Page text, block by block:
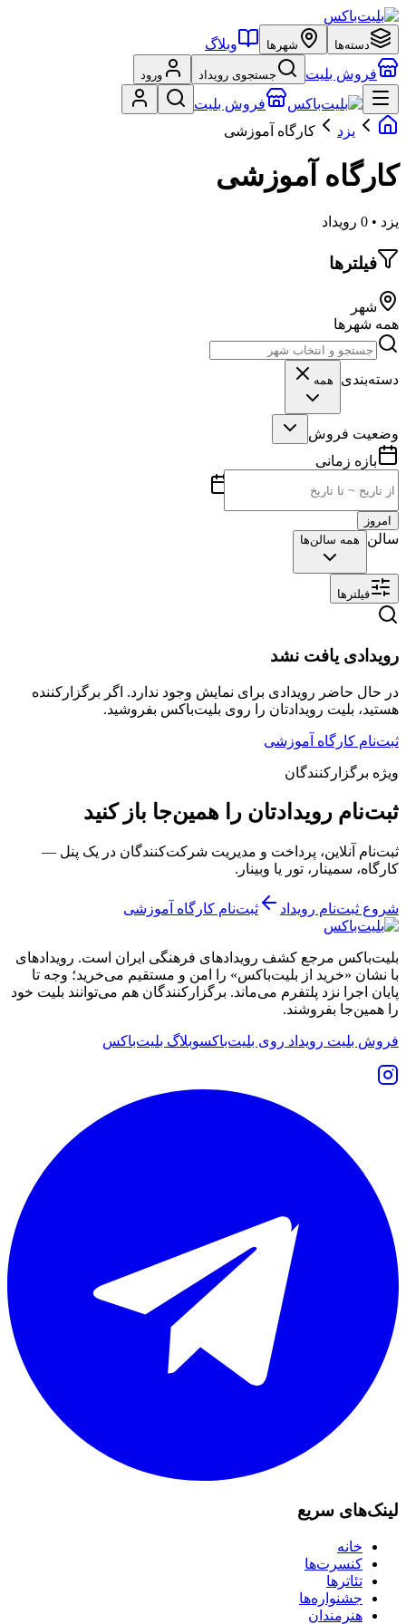
دسته‌ها شهرها
وبلاگ
فروش بلیت
جستجوی رویداد ورود
فروش بلیت
یزد
کارگاه آموزشی
کارگاه آموزشی
یزد • 0 رویداد
فیلترها
شهر
همه شهرها
دسته‌بندی همه
وضعیت فروش
بازه زمانی
امروز
سالن همه سالن‌ها
فیلترها
رویدادی یافت نشد
در حال حاضر رویدادی برای نمایش وجود ندارد. اگر برگزارکننده
هستید، بلیت رویدادتان را روی بلیت‌باکس بفروشید.
ثبت‌نام کارگاه آموزشی
ویژه برگزارکنندگان
ثبت‌نام رویدادتان را همین‌جا باز کنید
ثبت‌نام آنلاین، پرداخت و مدیریت شرکت‌کنندگان در یک پنل —
کارگاه، سمینار، تور یا وبینار.
شروع ثبت‌نام رویداد ثبت‌نام کارگاه آموزشی
بلیت‌باکس مرجع کشف رویدادهای فرهنگی ایران است. رویدادهای
با نشان «خرید از بلیت‌باکس» را امن و مستقیم می‌خرید؛ وجه تا
پایان اجرا نزد پلتفرم می‌ماند. برگزارکنندگان هم می‌توانند بلیت خود
را همین‌جا بفروشند.
فروش بلیت رویداد روی بلیت‌باکسوبلاگ بلیت‌باکس
لینک‌های سریع
خانه
کنسرت‌ها
تئاترها
جشنواره‌ها
هنرمندان